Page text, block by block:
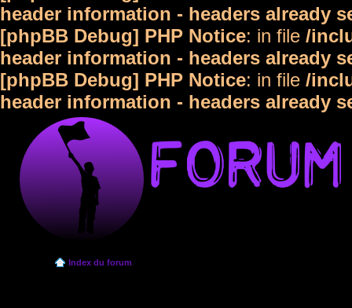
header information - headers already
[phpBB Debug] PHP Notice: in file /
header information - headers already
[phpBB Debug] PHP Notice: in file /
header information - headers already
Index du forum